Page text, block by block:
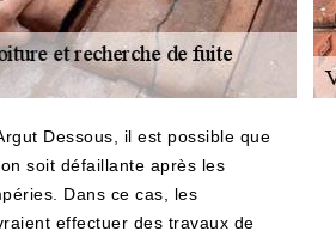
Dessous, il est possible que
soit défaillante après les
Dans ce cas, les
effectuer des travaux de